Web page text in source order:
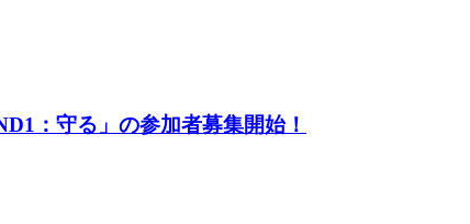
：守る」の参加者募集開始！